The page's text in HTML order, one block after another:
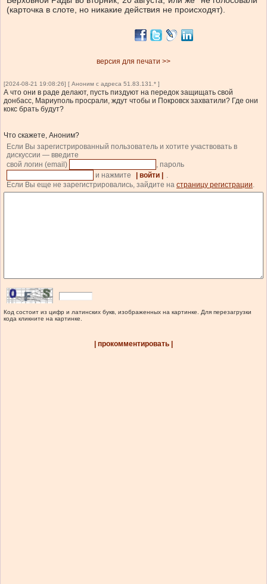
(карточка в слоте, но никакие действия не происходят).
версия для печати >>
[2024-08-21 19:08:26] [ Аноним с адреса 51.83.131.* ]
А что они в раде делают, пусть пиздуют на передок защищать свой
донбасс, Мариуполь просрали, ждут чтобы и Покровск захватили? Где они
кокс брать будут?
Что скажете, Аноним?
Если Вы зарегистрированный пользователь и хотите участвовать в
дискуссии — введите
свой логин (email)
, пароль
и нажмите
| войти |
.
Если Вы еще не зарегистрировались, зайдите на страницу регистрации.
Код состоит из цифр и латинских букв, изображенных на картинке. Для перезагрузки
кода кликните на картинке.
| прокомментировать |